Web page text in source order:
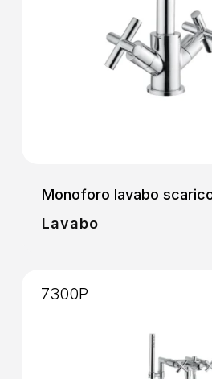
Monoforo lavabo
Lavabo
7300P